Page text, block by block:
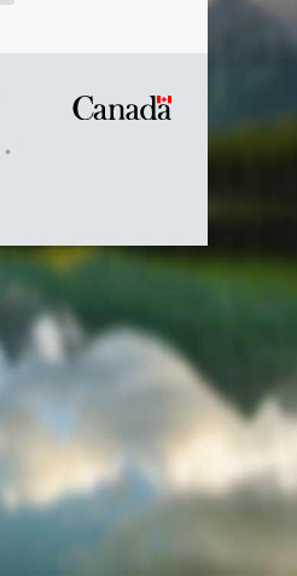
Symbole
du